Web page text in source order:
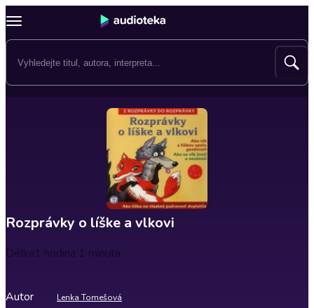
Rozprávky o líške a vlkovi
Délka1 hodina 1 minuta
Autor Lenka Tomešová